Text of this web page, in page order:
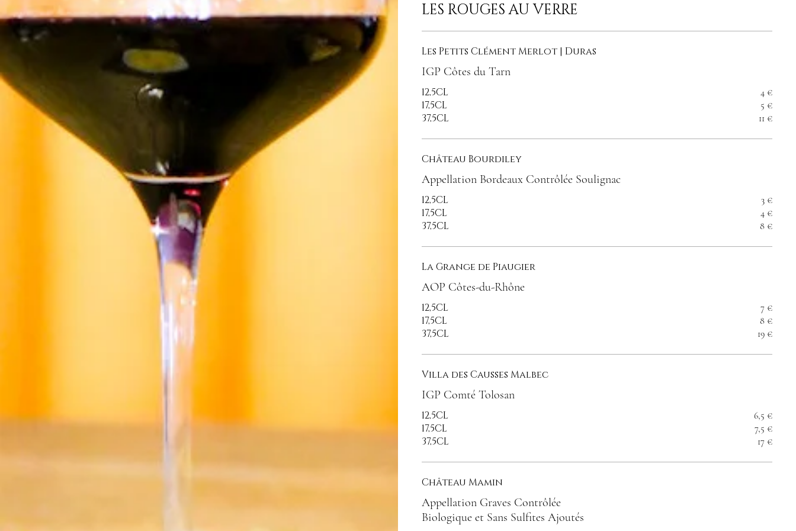
LES ROUGES AU VERRE
Les Petits Clément Merlot | Duras
IGP Côtes du Tarn
12,5CL 4 €
17,5CL 5 €
37,5CL 11 €
Château Bourdiley
Appellation Bordeaux Contrôlée Soulignac
12,5CL 3 €
17,5CL 4 €
37,5CL 8 €
La Grange de Piaugier
AOP Côtes-du-Rhône
12,5CL 7 €
17,5CL 8 €
37,5CL 19 €
Villa des Causses Malbec
IGP Comté Tolosan
12,5CL 6,5 €
17,5CL 7,5 €
37,5CL 17 €
Château Mamin
Appellation Graves Contrôlée
Biologique et Sans Sulfites Ajoutés